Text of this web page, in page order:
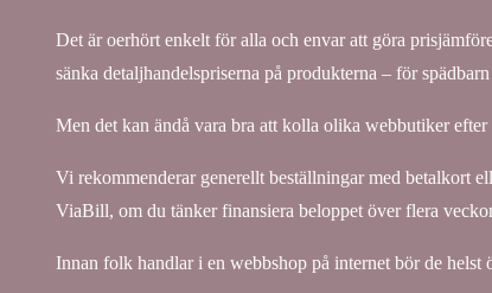
Det är oerhört enkelt för alla och envar att göra
sänka detaljhandelspriserna på produkterna – för
Men det kan ändå vara bra att kolla olika webbutiker
Vi rekommenderar generellt beställningar med betalkort
ViaBill, om du tänker finansiera beloppet över flera
Innan folk handlar i en webbshop på internet bör de helst